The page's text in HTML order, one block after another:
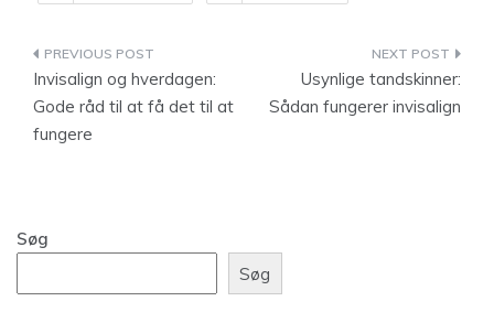
Indlægsnavigation
Invisalign og hverdagen:
Gode råd til at få det til at
fungere
Usynlige tandskinner:
Sådan fungerer invisalign
Søg
Søg